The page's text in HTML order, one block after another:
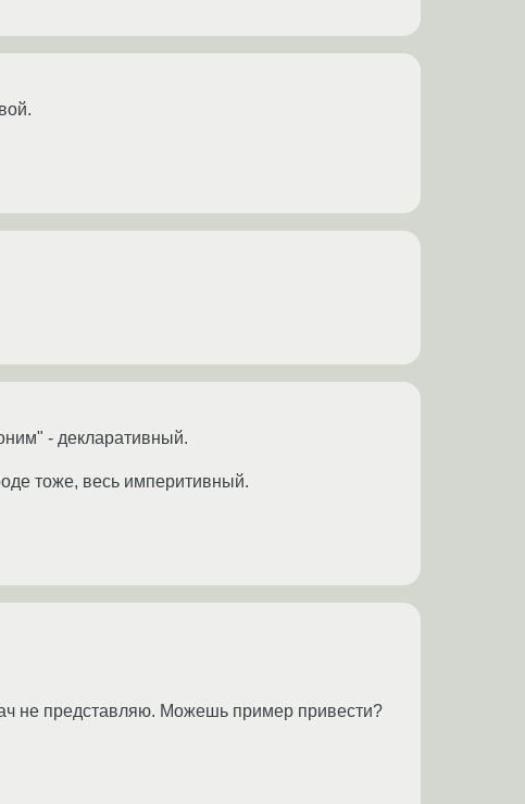
- декларативный.
тоже, весь империтивный.
не представляю. Можешь пример привести?